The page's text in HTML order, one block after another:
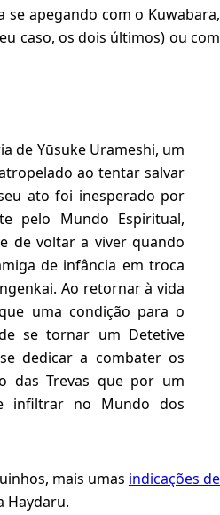
se apegando com o Kuwabara,
caso, os dois últimos) ou com
de Yūsuke Urameshi, um
ao tentar salvar
ato foi inesperado por
pelo Mundo Espiritual,
de voltar a viver quando
de infância em troca
Ao retornar à vida
uma condição para o
se tornar um Detetive
dedicar a combater os
das Trevas que por um
infiltrar no Mundo dos
mais umas indicações de
Haydaru.